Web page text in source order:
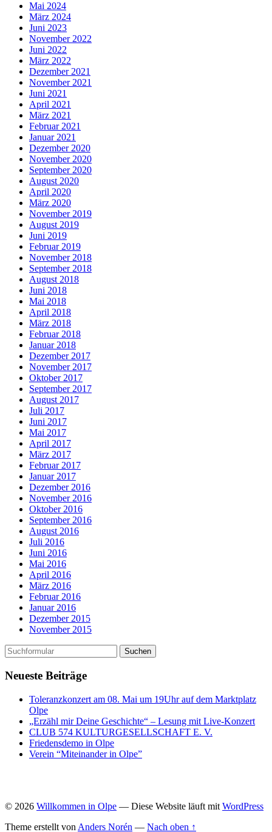
Mai 2024
März 2024
Juni 2023
November 2022
Juni 2022
März 2022
Dezember 2021
November 2021
Juni 2021
April 2021
März 2021
Februar 2021
Januar 2021
Dezember 2020
November 2020
September 2020
August 2020
April 2020
März 2020
November 2019
August 2019
Juni 2019
Februar 2019
November 2018
September 2018
August 2018
Juni 2018
Mai 2018
April 2018
März 2018
Februar 2018
Januar 2018
Dezember 2017
November 2017
Oktober 2017
September 2017
August 2017
Juli 2017
Juni 2017
Mai 2017
April 2017
März 2017
Februar 2017
Januar 2017
Dezember 2016
November 2016
Oktober 2016
September 2016
August 2016
Juli 2016
Juni 2016
Mai 2016
April 2016
März 2016
Februar 2016
Januar 2016
Dezember 2015
November 2015
Neueste Beiträge
Toleranzkonzert am 08. Mai um 19Uhr auf dem Marktplatz
Olpe
„Erzähl mir Deine Geschichte“ – Lesung mit Live-Konzert
CLUB 574 KULTURGESELLSCHAFT E. V.
Friedensdemo in Olpe
Verein “Miteinander in Olpe”
© 2026 Willkommen in Olpe — Diese Website läuft mit WordPress
Theme erstellt von Anders Norén — Nach oben ↑